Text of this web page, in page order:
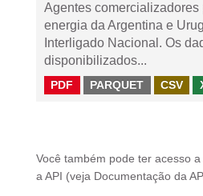
Agentes comercializadores
energia da Argentina e
Interligado Nacional. Os
disponibilizados...
PDF PARQUET CSV
Você também pode ter acesso
a API (veja Documentação da API